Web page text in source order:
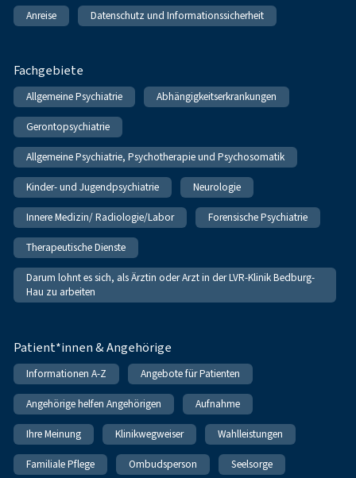
Anreise Datenschutz und Informationssicherheit
Fachgebiete
Allgemeine Psychiatrie Abhängigkeitserkrankungen
Gerontopsychiatrie
Allgemeine Psychiatrie, Psychotherapie und Psychosomatik
Kinder- und Jugendpsychiatrie Neurologie
Innere Medizin/ Radiologie/Labor Forensische Psychiatrie
Therapeutische Dienste
Darum lohnt es sich, als Ärztin oder Arzt in der LVR-Klinik Bedburg-
Hau zu arbeiten
Patient*innen & Angehörige
Informationen A-Z Angebote für Patienten
Angehörige helfen Angehörigen Aufnahme
Ihre Meinung Klinikwegweiser Wahlleistungen
Familiale Pflege Ombudsperson Seelsorge